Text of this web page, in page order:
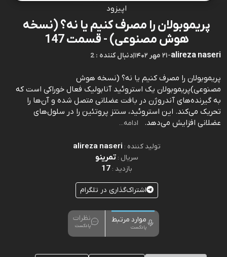
اپیزود
پریموبولان را مصرف کنیم یا نه؟ (نسخه
هوش مصنوعی) - قسمت 147
alireza naseri
-۲۱ مهر ۱۴۰۲ |2 : دنبال کننده
پریموبولان را مصرف کنیم یا نه؟ (نسخه هوش
مصنوعی)پریموبولان یک استروئید آنابولیک فعال خوراکی است که
به گیرنده‌های آندروژن در بافت عضلانی متصل شده و آن‌ها را
تحریک می‌کند. این استروئید، سنتز پروتئین را در سلول‌های
عضلانی افزایش می‌دهد.⁠⁠⁠⁠⁠⁠⁠⁠⁠⁠⁠⁠⁠⁠⁠⁠⁠⁠⁠⁠⁠⁠⁠⁠⁠⁠⁠⁠⁠⁠⁠⁠⁠⁠⁠⁠⁠⁠⁠⁠⁠⁠⁠⁠⁠⁠⁠
ادامه...
تولید کننده : alireza naseri
سریال :تمرینو
بازدید :17
اشتراک‌گذاری در تلگرام
موارد مرتبط
پادکست
نظرات
پادکست